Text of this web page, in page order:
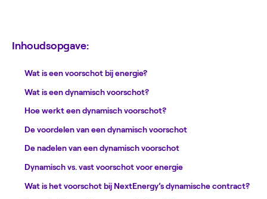
Inhoudsopgave:
Wat is een voorschot bij energie?
Wat is een dynamisch voorschot?
Hoe werkt een dynamisch voorschot?
De voordelen van een dynamisch voorschot
De nadelen van een dynamisch voorschot
Dynamisch vs. vast voorschot voor energie
Wat is het voorschot bij NextEnergy’s dynamische contract?